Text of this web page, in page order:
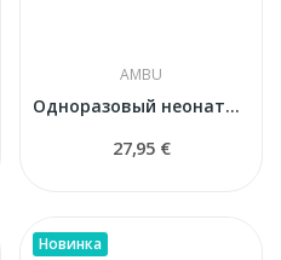
AMBU
Одноразовый неонатальный реанимационный мешок...
27,95 €
Новинка